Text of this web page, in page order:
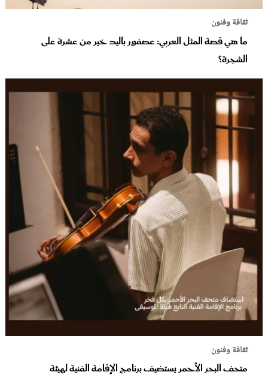
ثقافة وفنون
ما هي قصة المثل العربي: عصفور باليد خير من عشرة على
الشجرة؟
ثقافة وفنون
متحف البحر الأحمر يستضيف برنامج الإقامة الفنية لهيئة